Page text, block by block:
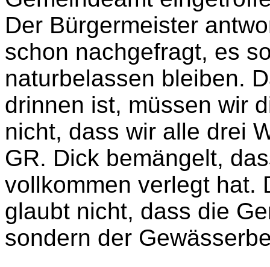
Der Bürgermeister
schon nachgefragt, es
naturbelassen bleiben.
drinnen ist, müssen wir
nicht, dass wir alle drei
GR. Dick bemängelt,
vollkommen verlegt hat.
glaubt nicht, dass die
sondern der